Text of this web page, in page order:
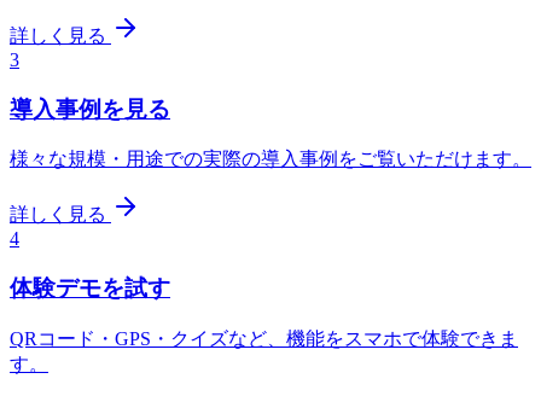
詳しく見る
3
導入事例を見る
様々な規模・用途での実際の導入事例をご覧いただけます。
詳しく見る
4
体験デモを試す
QRコード・GPS・クイズなど、機能をスマホで体験できま
す。